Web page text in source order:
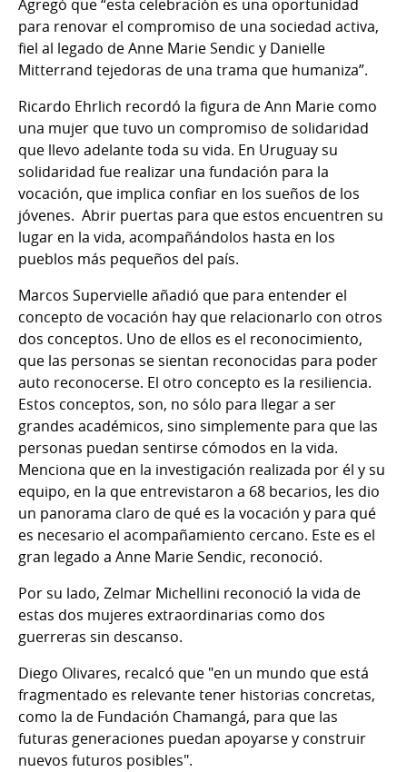
Agregó que “esta celebración es una oportunidad
para renovar el compromiso de una sociedad activa,
fiel al legado de Anne Marie Sendic y Danielle
Mitterrand tejedoras de una trama que humaniza”.
Ricardo Ehrlich recordó la figura de Ann Marie como
una mujer que tuvo un compromiso de solidaridad
que llevo adelante toda su vida. En Uruguay su
solidaridad fue realizar una fundación para la
vocación, que implica confiar en los sueños de los
jóvenes. Abrir puertas para que estos encuentren su
lugar en la vida, acompañándolos hasta en los
pueblos más pequeños del país.
Marcos Supervielle añadió que para entender el
concepto de vocación hay que relacionarlo con otros
dos conceptos. Uno de ellos es el reconocimiento,
que las personas se sientan reconocidas para poder
auto reconocerse. El otro concepto es la resiliencia.
Estos conceptos, son, no sólo para llegar a ser
grandes académicos, sino simplemente para que las
personas puedan sentirse cómodos en la vida.
Menciona que en la investigación realizada por él y su
equipo, en la que entrevistaron a 68 becarios, les dio
un panorama claro de qué es la vocación y para qué
es necesario el acompañamiento cercano. Este es el
gran legado a Anne Marie Sendic, reconoció.
Por su lado, Zelmar Michellini reconoció la vida de
estas dos mujeres extraordinarias como dos
guerreras sin descanso.
Diego Olivares, recalcó que "en un mundo que está
fragmentado es relevante tener historias concretas,
como la de Fundación Chamangá, para que las
futuras generaciones puedan apoyarse y construir
nuevos futuros posibles".